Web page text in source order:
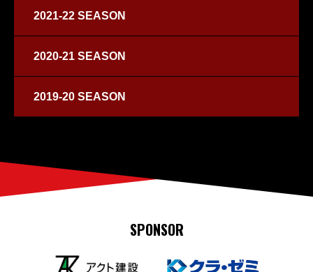
2021-22 SEASON
2020-21 SEASON
2019-20 SEASON
SPONSOR